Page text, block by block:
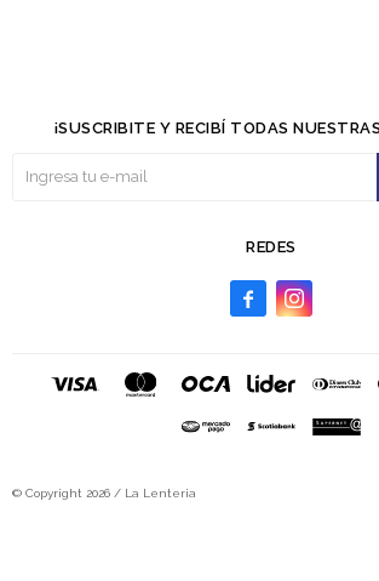
REDES
 
¡SUSCRIBITE Y RECIBÍ TODAS
© Copyright 2026 / La Lenteria